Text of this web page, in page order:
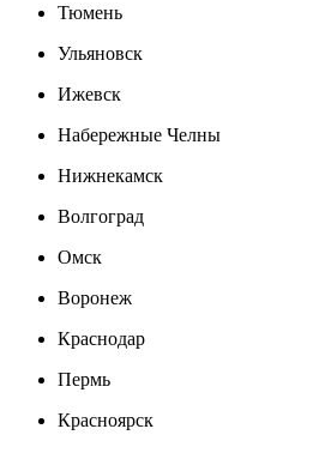
Тюмень
Ульяновск
Ижевск
Набережные Челны
Нижнекамск
Волгоград
Омск
Воронеж
Краснодар
Пермь
Красноярск